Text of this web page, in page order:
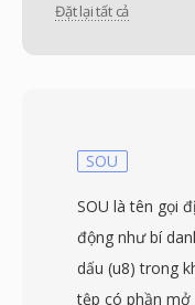
Đặt lại tất cả
SOU
SOU là tên gọi
động như bí
dấu (u8) trong
tệp có phần mở